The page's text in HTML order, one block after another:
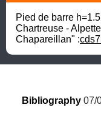
Pied de barre
Chartreuse -
Chapareillan" :
Bibliography 07/